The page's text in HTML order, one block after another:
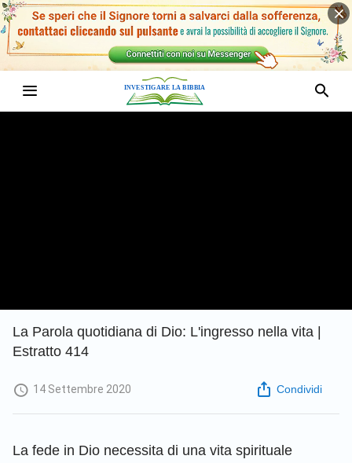
La Parola quotidiana di Dio: L'ingresso nella vita |
Estratto 414
14 Settembre 2020 Condividi
La fede in Dio necessita di una vita spirituale